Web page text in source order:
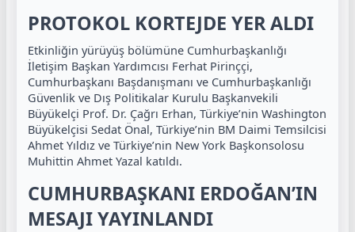
PROTOKOL KORTEJDE YER ALDI
Etkinliğin yürüyüş bölümüne Cumhurbaşkanlığı
İletişim Başkan Yardımcısı Ferhat Pirinççi,
Cumhurbaşkanı Başdanışmanı ve Cumhurbaşkanlığı
Güvenlik ve Dış Politikalar Kurulu Başkanvekili
Büyükelçi Prof. Dr. Çağrı Erhan, Türkiye’nin Washington
Büyükelçisi Sedat Önal, Türkiye’nin BM Daimi Temsilcisi
Ahmet Yıldız ve Türkiye’nin New York Başkonsolosu
Muhittin Ahmet Yazal katıldı.
CUMHURBAŞKANI ERDOĞAN’IN
MESAJI YAYINLANDI